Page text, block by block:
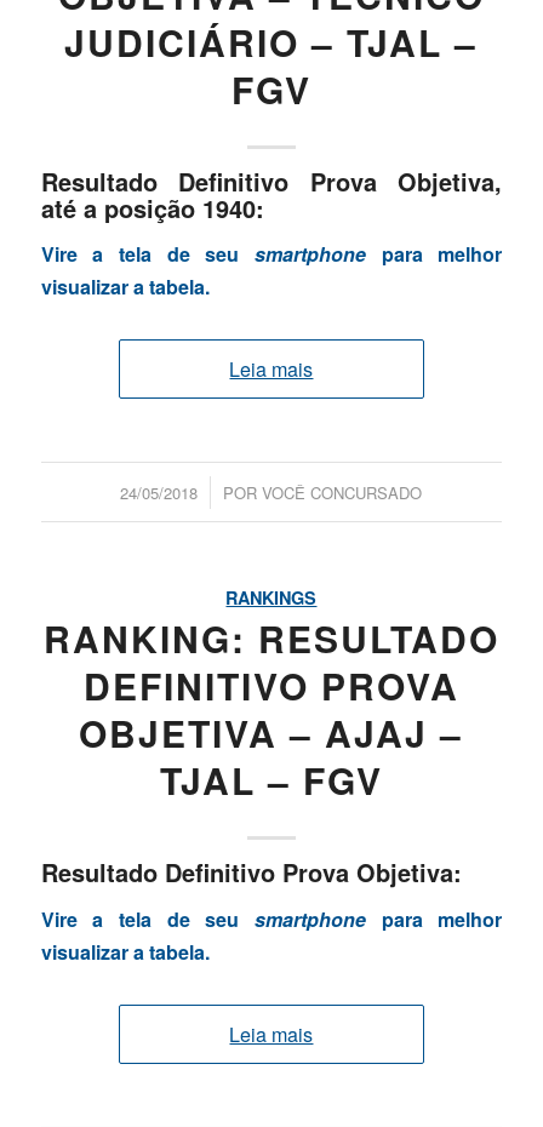
JUDICIÁRIO – TJAL –
FGV
Resultado Definitivo Prova Objetiva,
até a posição 1940:
Vire a tela de seusmartphone para melhor
visualizar a tabela.
Leia mais
24/05/2018
/ PORVOCÊ CONCURSADO
RANKINGS
RANKING: RESULTADO
DEFINITIVO PROVA
OBJETIVA – AJAJ –
TJAL – FGV
Resultado Definitivo Prova Objetiva:
Vire a tela de seusmartphone para melhor
visualizar a tabela.
Leia mais